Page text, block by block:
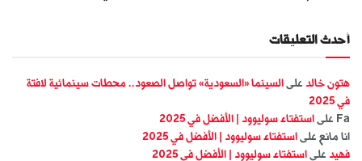
أحدث التعليقات
هتون خالد على السينما «السعودية» تواصل الصعود.. محطات سينمائية لافتة
في 2025
Fa على استفتاء سوليوود | الأفضل في 2025
انا مانع على استفتاء سوليوود | الأفضل في 2025
فهيد على استفتاء سوليوود | الأفضل في 2025